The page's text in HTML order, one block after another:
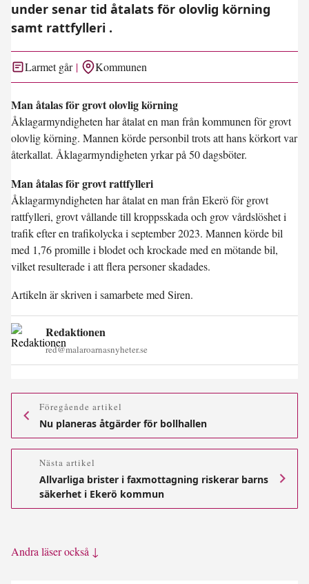
under senar tid åtalats för olovlig körning
samt rattfylleri .
Larmet går Kommunen
Man åtalas för grovt olovlig körning
Åklagarmyndigheten har åtalat en man från kommunen för grovt
olovlig körning. Mannen körde personbil trots att hans körkort var
återkallat. Åklagarmyndigheten yrkar på 50 dagsböter.
Man åtalas för grovt rattfylleri
Åklagarmyndigheten har åtalat en man från Ekerö för grovt
rattfylleri, grovt vållande till kroppsskada och grov vårdslöshet i
trafik efter en trafikolycka i september 2023. Mannen körde bil
med 1,76 promille i blodet och krockade med en mötande bil,
vilket resulterade i att flera personer skadades.
Artikeln är skriven i samarbete med Siren.
Redaktionen
red@malaroarnasnyheter.se
Föregående artikel
Nu planeras åtgärder för bollhallen
Nästa artikel
Allvarliga brister i faxmottagning riskerar barns
säkerhet i Ekerö kommun
Andra läser också ↓